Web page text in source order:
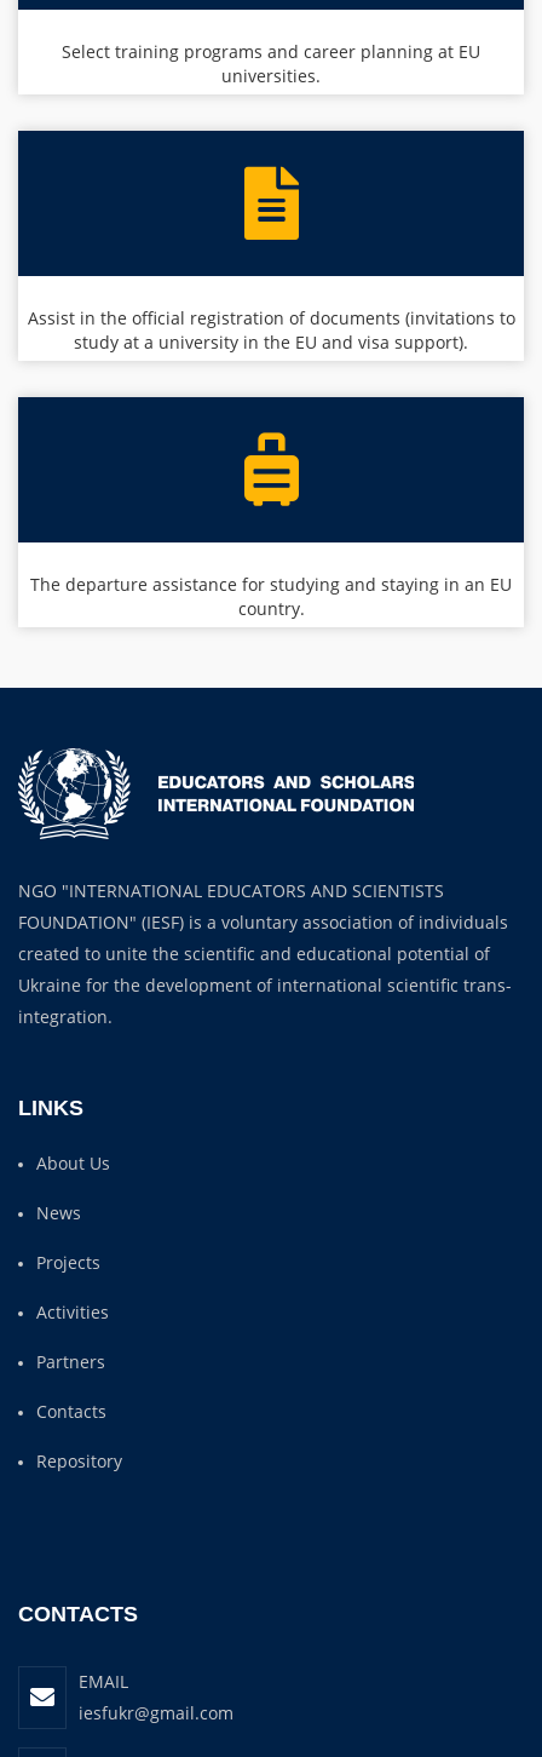
Select training programs and career planning at EU
universities.
Assist in the official registration of documents (invitations to
study at a university in the EU and visa support).
The departure assistance for studying and staying in an EU
country.
NGO "INTERNATIONAL EDUCATORS AND SCIENTISTS
FOUNDATION" (IESF) is a voluntary association of individuals
created to unite the scientific and educational potential of
Ukraine for the development of international scientific trans-
integration.
LINKS
About Us
News
Projects
Activities
Partners
Contacts
Repository
CONTACTS
EMAIL
iesfukr@gmail.com